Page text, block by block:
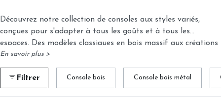
Découvrez notre collection de consoles aux styles variés,
conçues pour s'adapter à tous les goûts et à tous les
espaces. Des modèles classiques en bois massif aux créations
plus contemporaines en métal, nos consoles allient
esthétisme et fonctionnalité. Console bois, console métal,
console bois métal : trouvez la pièce unique qui sublimera
votre entrée, votre salon ou votre chambre.
En savoir plus >
Filtrer Console bois Console bois métal